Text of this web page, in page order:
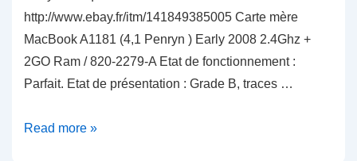
http://www.ebay.fr/itm/141849385005 Carte mère
MacBook A1181 (4,1 Penryn ) Early 2008 2.4Ghz +
2GO Ram / 820-2279-A Etat de fonctionnement :
Parfait. Etat de présentation : Grade B, traces …
Carte
Read more »